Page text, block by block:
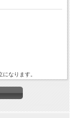
なります。